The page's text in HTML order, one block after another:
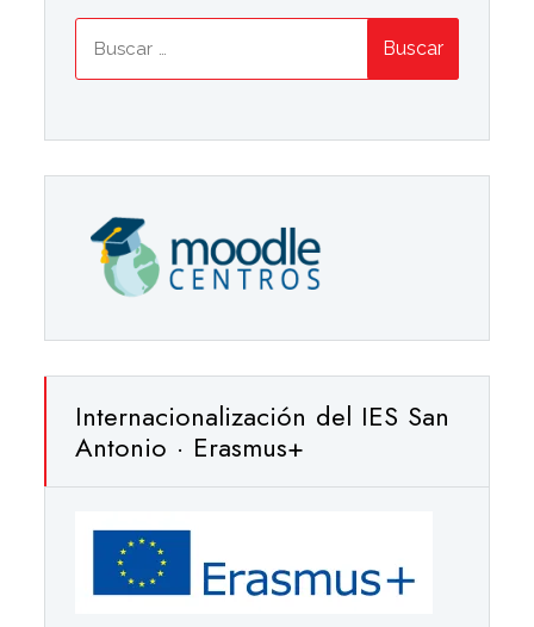
Internacionalización del IES San
Antonio · Erasmus+